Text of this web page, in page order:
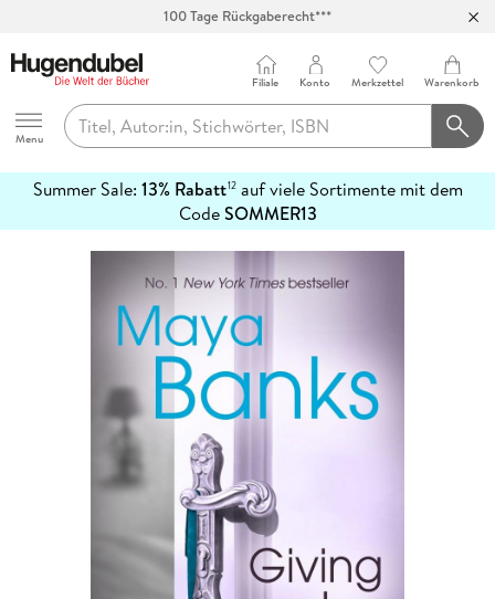
Abholung in über 100 Filialen
Hugendubel
Menu
Filiale Konto Merkzettel Warenkorb
Summer Sale: 13% Rabatt12auf viele Sortimente mit dem
CodeSOMMER13
erfahren